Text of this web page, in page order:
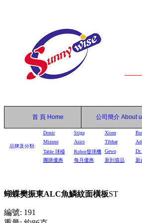
首 頁 Home 公司簡介 About
品牌及分類:
Donic Stiga Xiom
Mizuno
Asics Tibhar
Table 球檯 Robot發球機 Gewo Dr.
團購優惠
每月優惠 新到貨品 新
蝴蝶樊振東ALC魚鱗紋面橫板ST
編號: 191